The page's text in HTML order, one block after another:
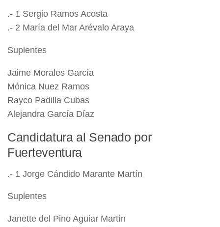
.- 1 Sergio Ramos Acosta
.- 2 María del Mar Arévalo Araya
Suplentes
Jaime Morales García
Mónica Nuez Ramos
Rayco Padilla Cubas
Alejandra García Díaz
Candidatura al Senado por
Fuerteventura
.- 1 Jorge Cándido Marante Martín
Suplentes
Janette del Pino Aguiar Martín